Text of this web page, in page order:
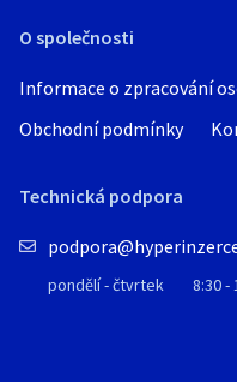
O společnosti
Informace o zpracování
Obchodní podmínky
Technická podpora
pondělí - čtvrtek 8:30 -